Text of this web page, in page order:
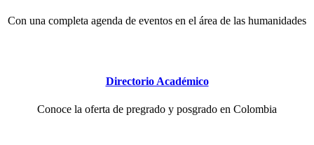
Con una completa agenda de eventos en el área de las humanidades
Directorio Académico
Conoce la oferta de pregrado y posgrado en Colombia